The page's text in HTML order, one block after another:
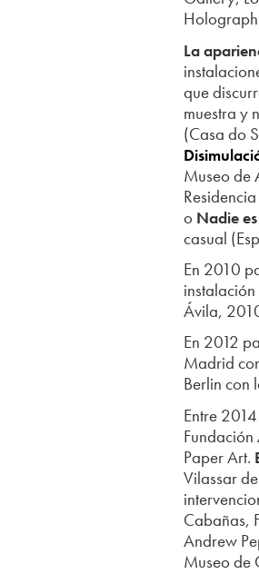
La
que
muestra y
(Casa do
Museo de
o Nadie
casual
En 2010
instalación
Ávila,
En 2012
Madrid
Berlin con
Entre
Paper Art.
Vilassar
Cabañas,
Andrew
Museo de